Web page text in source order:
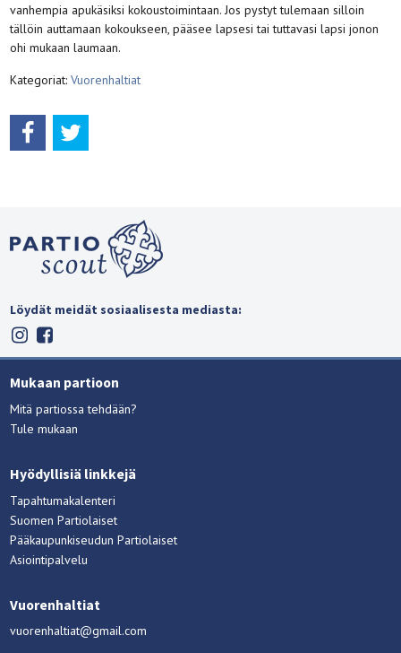
vanhempia apukäsiksi kokoustoimintaan. Jos pystyt tulemaan silloin
tällöin auttamaan kokoukseen, pääsee lapsesi tai tuttavasi lapsi jonon
ohi mukaan laumaan.
Kategoriat:Vuorenhaltiat
Löydät meidät sosiaalisesta mediasta:
Mukaan partioon
Mitä partiossa tehdään?
Tule mukaan
Hyödyllisiä linkkejä
Tapahtumakalenteri
Suomen Partiolaiset
Pääkaupunkiseudun Partiolaiset
Asiointipalvelu
Vuorenhaltiat
vuorenhaltiat@gmail.com